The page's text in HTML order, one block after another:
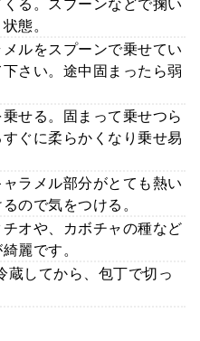
態。
ルをスプーンで乗せてい
さい。途中固まったら弱
せる。固まって乗せつら
ぐに柔らかくなり乗せ易
ラメル部分がとても熱い
ので気をつける。
オや、カボチャの種など
麗です。
してから、包丁で切っ